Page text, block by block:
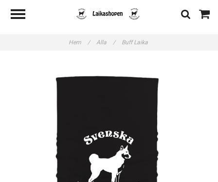
Hem / Alla / Buff Laika